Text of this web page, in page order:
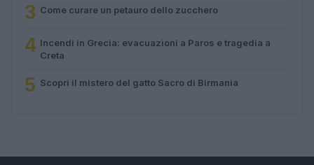
3 Come curare un petauro dello zucchero
4 Incendi in Grecia: evacuazioni a Paros e tragedia a
Creta
5 Scopri il mistero del gatto Sacro di Birmania